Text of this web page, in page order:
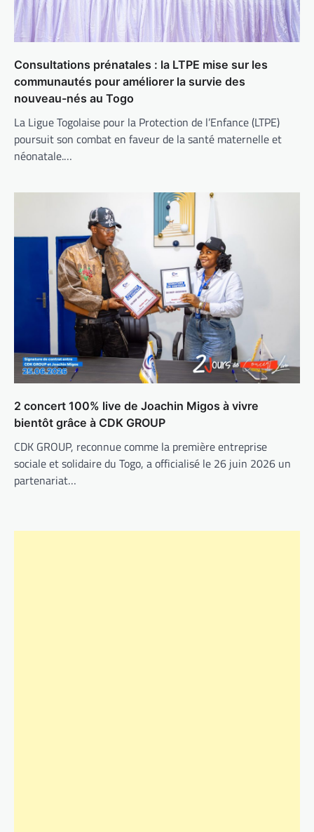
Consultations prénatales : la LTPE mise sur les
communautés pour améliorer la survie des
nouveau-nés au Togo
La Ligue Togolaise pour la Protection de l’Enfance (LTPE)
poursuit son combat en faveur de la santé maternelle et
néonatale.…
2 concert 100% live de Joachin Migos à vivre
bientôt grâce à CDK GROUP
CDK GROUP, reconnue comme la première entreprise
sociale et solidaire du Togo, a officialisé le 26 juin 2026 un
partenariat…